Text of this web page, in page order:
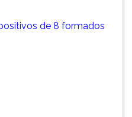
de 8 formados